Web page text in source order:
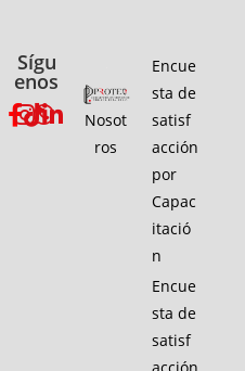
Sígu
enos
Nosot
ros
Encue
sta de
satisf
acción
por
Capac
itació
n
Encue
sta de
satisf